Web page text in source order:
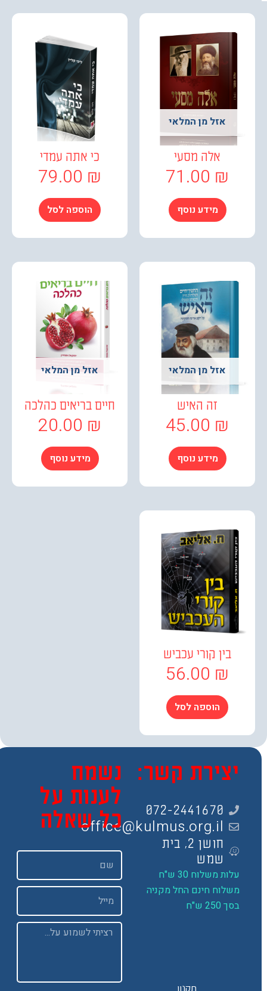
אזל מן המלאי
אלה מסעי
71.00
מידע נוסף
כי אתה עמדי
79.00
הוספה לסל
אזל מן המלאי
זה האיש
45.00
מידע נוסף
אזל מן המלאי
חיים בריאים כהלכה
20.00
מידע נוסף
בין קורי עכביש
56.00
הוספה לסל
קשר:
072-2441670
office@kulmus.org.il
חושן 2, בית
שמש
משלוח 30 ש"ח
חינם החל מקניה
נשמח
לענות על
כל שאלה
Email
Message